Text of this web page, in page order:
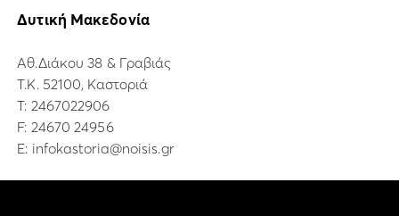
Δυτική Μακεδονία
Αθ.Διάκου 38 & Γραβιάς
Τ.Κ. 52100, Καστοριά
Τ: 2467022906
F: 24670 24956
E: infokastoria@noisis.gr